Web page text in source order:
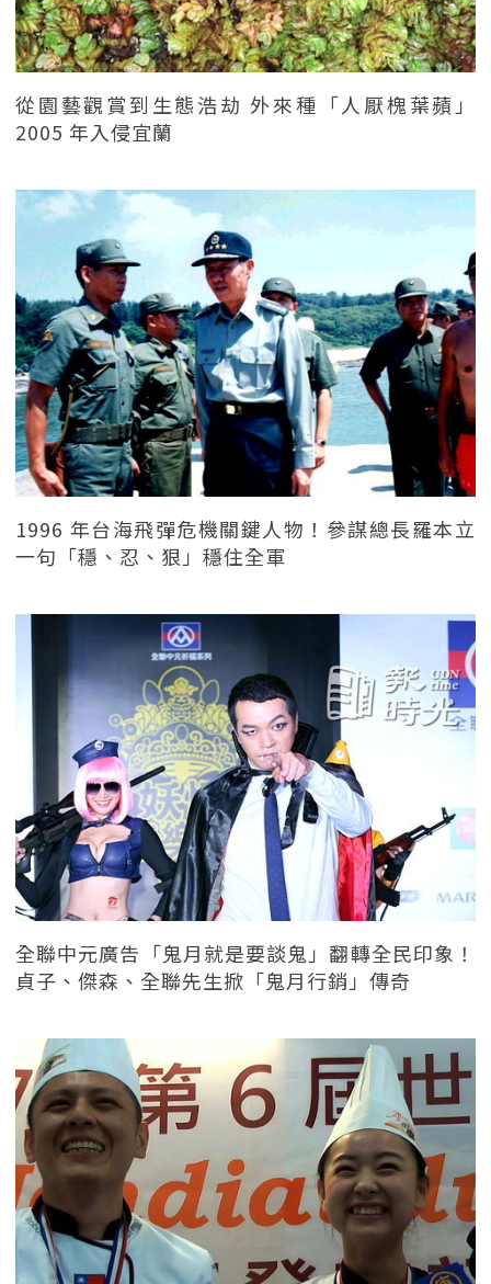
從園藝觀賞到生態浩劫 外來種「人厭槐葉蘋」
2005 年入侵宜蘭
1996 年台海飛彈危機關鍵人物！參謀總長羅本立
一句「穩、忍、狠」穩住全軍
全聯中元廣告「鬼月就是要談鬼」翻轉全民印象！
貞子、傑森、全聯先生掀「鬼月行銷」傳奇